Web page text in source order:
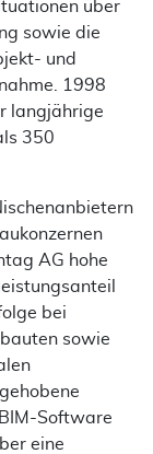
über
sowie die
und
1998
langjährige
350
AG hohe
bei
sowie
Software
eine